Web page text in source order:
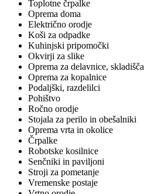
Toplotne črpalke
Oprema doma
Električno orodje
Koši za odpadke
Kuhinjski pripomočki
Okvirji za slike
Oprema za delavnice, skladišča
Oprema za kopalnice
Podaljški, razdelilci
Pohištvo
Ročno orodje
Stojala za perilo in obešalniki
Oprema vrta in okolice
Črpalke
Robotske kosilnice
Senčniki in paviljoni
Stroji za pometanje
Vremenske postaje